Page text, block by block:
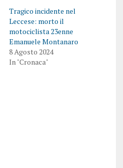
Tragico incidente nel
Leccese: morto il
motociclista 23enne
Emanuele Montanaro
8 Agosto 2024
In "Cronaca"